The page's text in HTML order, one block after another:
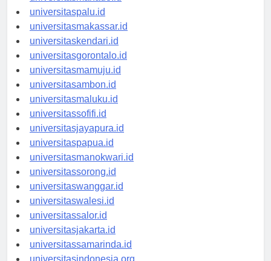
universitasmanado.id
universitaspalu.id
universitasmakassar.id
universitaskendari.id
universitasgorontalo.id
universitasmamuju.id
universitasambon.id
universitasmaluku.id
universitassofifi.id
universitasjayapura.id
universitaspapua.id
universitasmanokwari.id
universitassorong.id
universitaswanggar.id
universitaswalesi.id
universitassalor.id
universitasjakarta.id
universitassamarinda.id